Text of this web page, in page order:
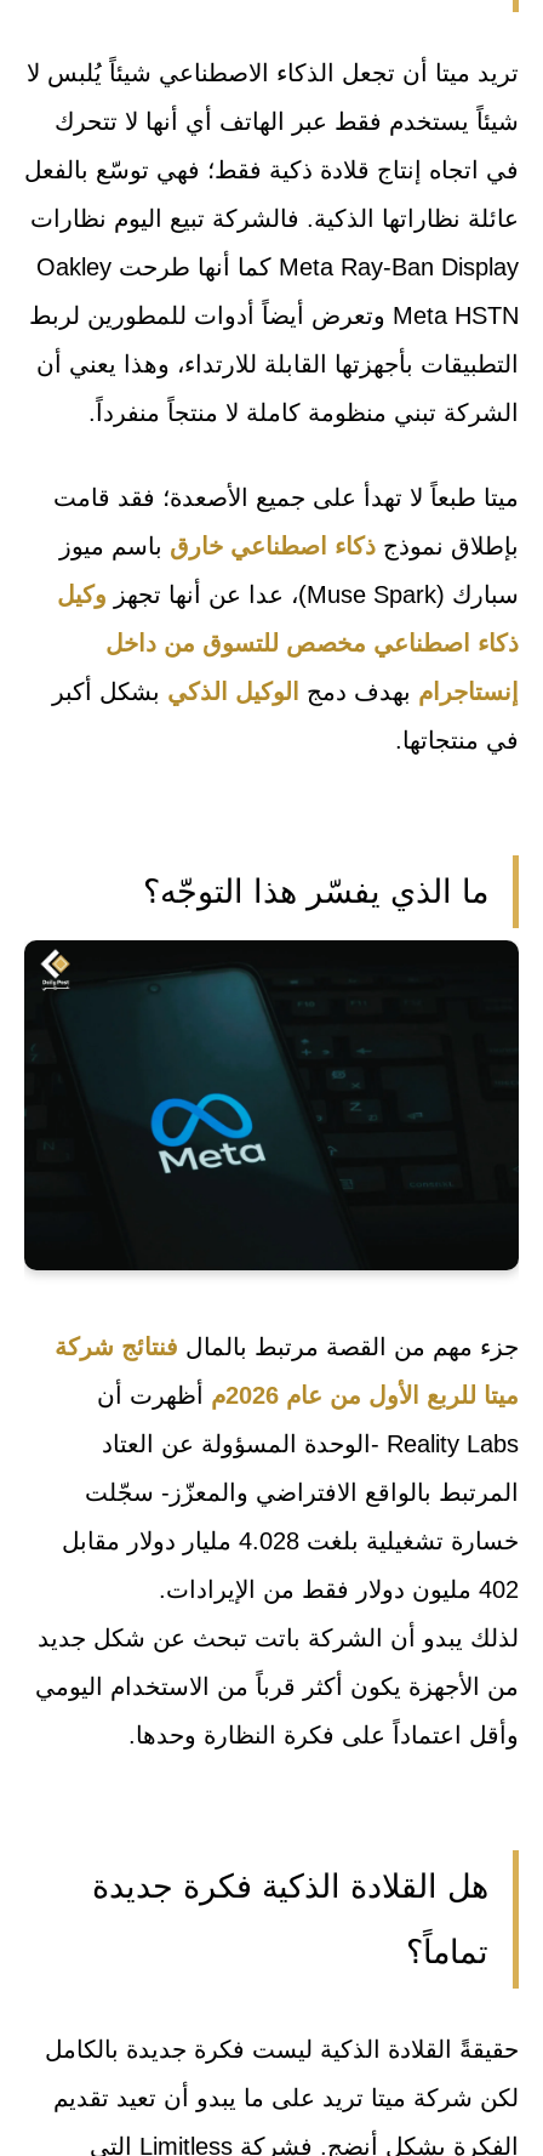
تريد ميتا أن تجعل الذكاء الاصطناعي شيئاً يُلبس لا
شيئاً يستخدم فقط عبر الهاتف أي أنها لا تتحرك
في اتجاه إنتاج قلادة ذكية فقط؛ فهي توسّع بالفعل
عائلة نظاراتها الذكية. فالشركة تبيع اليوم نظارات
Meta Ray-Ban Display كما أنها طرحت Oakley
Meta HSTN وتعرض أيضاً أدوات للمطورين لربط
التطبيقات بأجهزتها القابلة للارتداء، وهذا يعني أن
الشركة تبني منظومة كاملة لا منتجاً منفرداً.
ميتا طبعاً لا تهدأ على جميع الأصعدة؛ فقد قامت
بإطلاق نموذج ذكاء اصطناعي خارق باسم ميوز
سبارك (Muse Spark)،
عدا عن أنها تجهز وكيل
ذكاء اصطناعي مخصص للتسوق من داخل
إنستاجرام بهدف دمج الوكيل الذكي بشكل أكبر
في منتجاتها.
ما الذي يفسّر هذا التوجّه؟
جزء مهم من القصة مرتبط بالمال فنتائج شركة
ميتا للربع الأول من عام 2026م
أظهرت أن
Reality Labs -الوحدة المسؤولة عن العتاد
المرتبط بالواقع الافتراضي والمعزّز- سجّلت
خسارة تشغيلية بلغت 4.028 مليار دولار مقابل
402 مليون دولار فقط من الإيرادات.
لذلك يبدو أن الشركة باتت تبحث عن شكل جديد
من الأجهزة يكون أكثر قرباً من الاستخدام اليومي
وأقل اعتماداً على فكرة النظارة وحدها.
هل القلادة الذكية فكرة جديدة
تماماً؟
حقيقةً القلادة الذكية ليست فكرة جديدة بالكامل
لكن شركة ميتا تريد على ما يبدو أن تعيد تقديم
الفكرة بشكل أنضج. فشركة Limitless التي